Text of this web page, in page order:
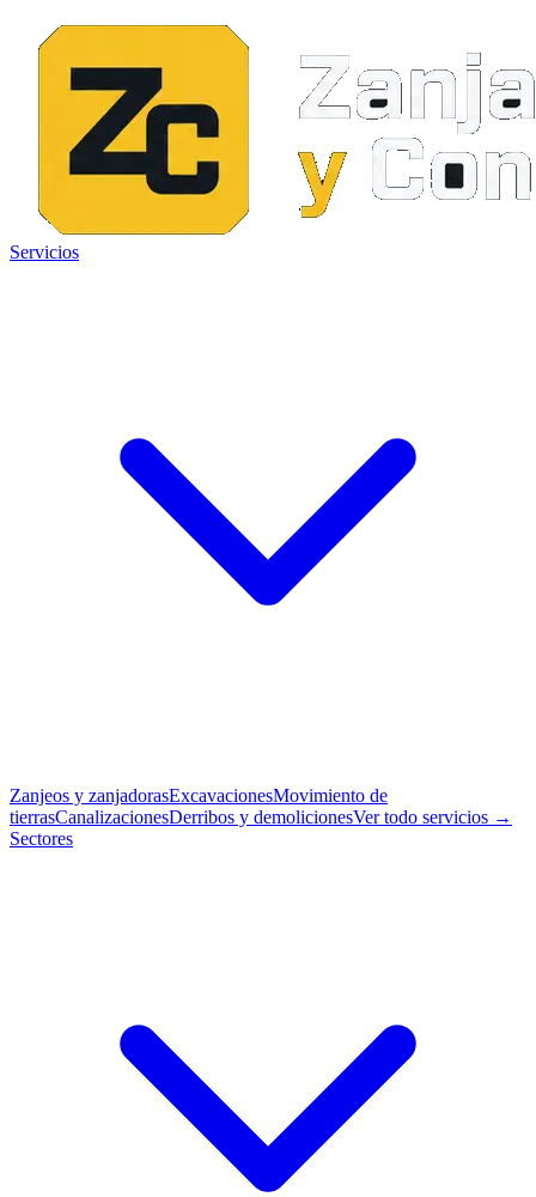
Servicios
Zanjeos y zanjadorasExcavacionesMovimiento de
tierrasCanalizacionesDerribos y demolicionesVer todo servicios →
Sectores